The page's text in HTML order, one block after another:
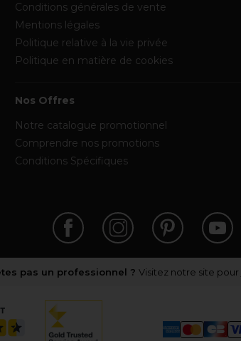
Conditions générales de vente
Mentions légales
Politique relative à la vie privée
Politique en matière de cookies
Nos Offres
Notre catalogue promotionnel
Comprendre nos promotions
Conditions Spécifiques
pas un professionnel ? Visitez notre site pour